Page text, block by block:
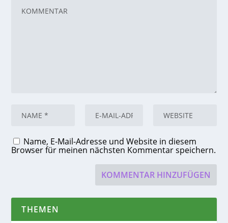
Name, E-Mail-Adresse und Website in diesem
Browser für meinen nächsten Kommentar speichern.
THEMEN